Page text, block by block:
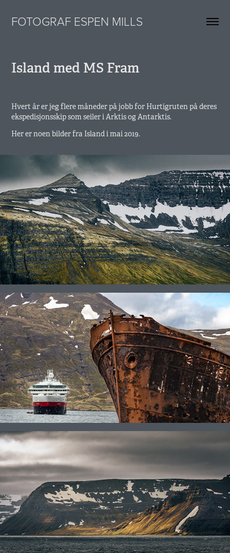
FOTOGRAF ESPEN MILLS
Island med MS Fram
Hvert år er jeg flere måneder på jobb for Hurtigruten på deres
ekspedisjonsskip som seiler i Arktis og Antarktis.
Her er noen bilder fra Island i mai 2019.